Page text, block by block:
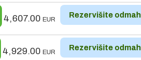
4,607.00 EUR
Rezervišite odmah
4,929.00 EUR
Rezervišite odmah